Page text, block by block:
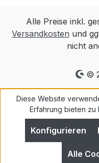
Alle Preise inkl.
Versandkosten und
nicht
©
Diese Website
Erfahrung bieten zu
Konfigurieren
Alle